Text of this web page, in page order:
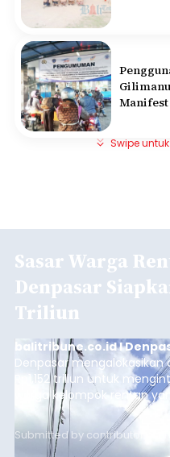
Manifest
Swipe
Sasar Warga
Denpasar
Triliun
balitribune.co.id I
Denpasar mengalokasikan
Rp1,152 triliun untuk
warga kelompok rentan
garis kemiskinan. Langkah
guna menjaga masyarakat
kelompok desil 5 dan 6
Submitted by contributor